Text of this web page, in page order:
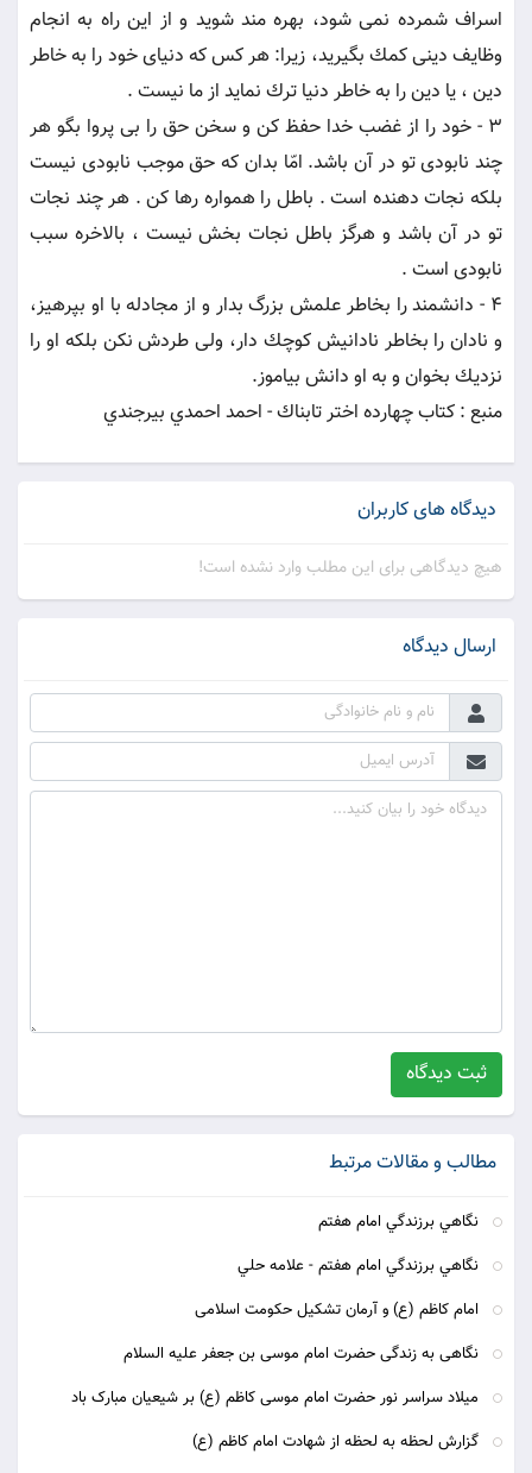
اسراف شمرده نمى شود، بهره مند شويد و از اين راه به انجام
وظايف دينى كمك بگيريد، زيرا: هر كس كه دنياى خود را به خاطر
دين ، يا دين را به خاطر دنيا ترك نمايد از ما نيست .
3 - خود را از غضب خدا حفظ كن و سخن حق را بى پروا بگو هر
چند نابودى تو در آن باشد. امّا بدان كه حق موجب نابودى نيست
بلكه نجات دهنده است . باطل را همواره رها كن . هر چند نجات
تو در آن باشد و هرگز باطل نجات بخش نيست ، بالاخره سبب
نابودى است .
4 - دانشمند را بخاطر علمش بزرگ بدار و از مجادله با او بپرهيز،
و نادان را بخاطر نادانيش كوچك دار، ولى طردش نكن بلكه او را
نزديك بخوان و به او دانش بياموز.
منبع : كتاب چهارده اختر تابناك - احمد احمدي بيرجندي
دیدگاه های کاربران
هیچ دیدگاهی برای این مطلب وارد نشده است!
ارسال دیدگاه
ثبت دیدگاه
مطالب و مقالات مرتبط
نگاهي برزندگي امام هفتم
نگاهي برزندگي امام هفتم - علامه حلي
امام کاظم (ع) و آرمان تشکیل حکومت اسلامی
نگاهی به زندگی حضرت امام موسی بن جعفر علیه السلام
میلاد سراسر نور حضرت امام موسی کاظم (ع) بر شیعیان مبارک باد
گزارش لحظه به لحظه از شهادت امام کاظم (ع)